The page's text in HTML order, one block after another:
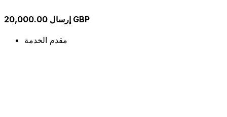
إرسال 20,000.00 GBP
مقدم الخدمة